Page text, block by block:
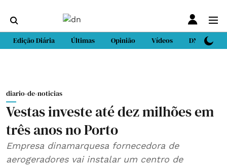
Edição Diária Últimas Opinião Vídeos DN Sport
diario-de-noticias
Vestas investe até dez milhões em
três anos no Porto
Empresa dinamarquesa fornecedora de
aerogeradores vai instalar um centro de